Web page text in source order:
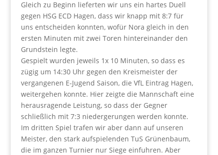
Gleich zu Beginn lieferten wir uns ein hartes Duell
gegen HSG ECD Hagen, dass wir knapp mit 8:7 für
uns entscheiden konnten, wofür Nora gleich in den
ersten Minuten mit zwei Toren hintereinander den
Grundstein legte.
Gespielt wurden jeweils 1x 10 Minuten, so dass es
zügig um 14:30 Uhr gegen den Kreismeister der
vergangenen E-Jugend Saison, die VfL Eintrag Hagen,
weitergehen konnte. Hier zeigte die Mannschaft eine
herausragende Leistung, so dass der Gegner
schließlich mit 7:3 niedergerungen werden konnte.
Im dritten Spiel trafen wir aber dann auf unseren
Meister, den stark aufspielenden TuS Grünenbaum,
die im ganzen Turnier nur Siege einfuhren. Aber